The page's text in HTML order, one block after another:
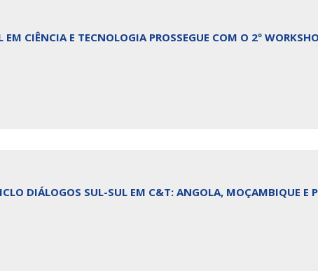
CIÊNCIA E TECNOLOGIA PROSSEGUE COM O 2º
DIÁLOGOS SUL-SUL EM C&T: ANGOLA, MOÇAMBIQUE E